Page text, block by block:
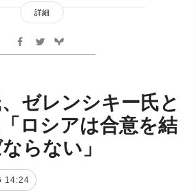
詳細
ゼレンシキー氏と
ロシアは合意を結
らない」
14:24